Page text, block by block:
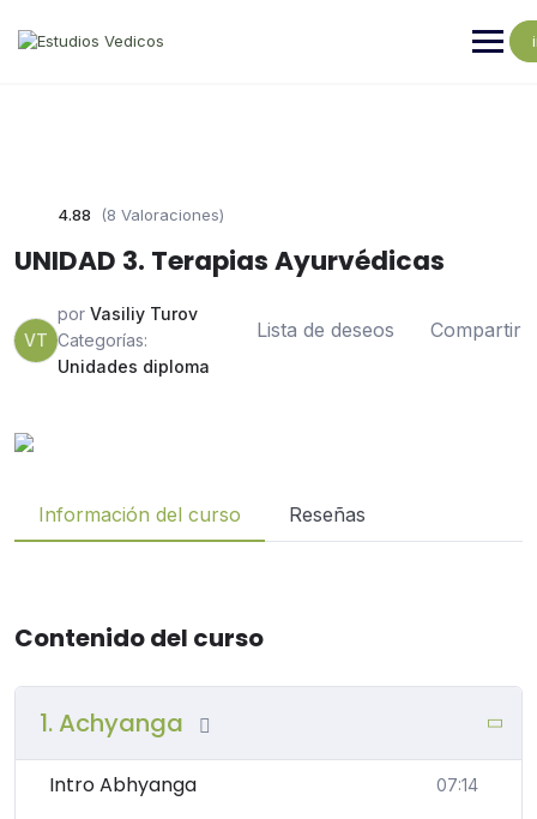
4.88 (8 Valoraciones)
UNIDAD 3. Terapias Ayurvédicas
VT
por Vasiliy Turov
Categorías:
Unidades diploma
Lista de deseos Compartir
Información del curso Reseñas
Contenido del curso
1. Achyanga
Intro Abhyanga 07:14